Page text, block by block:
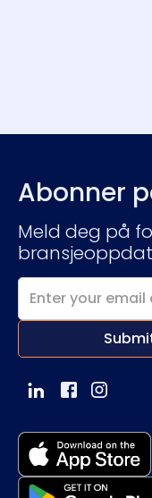
Abonner
Meld deg på